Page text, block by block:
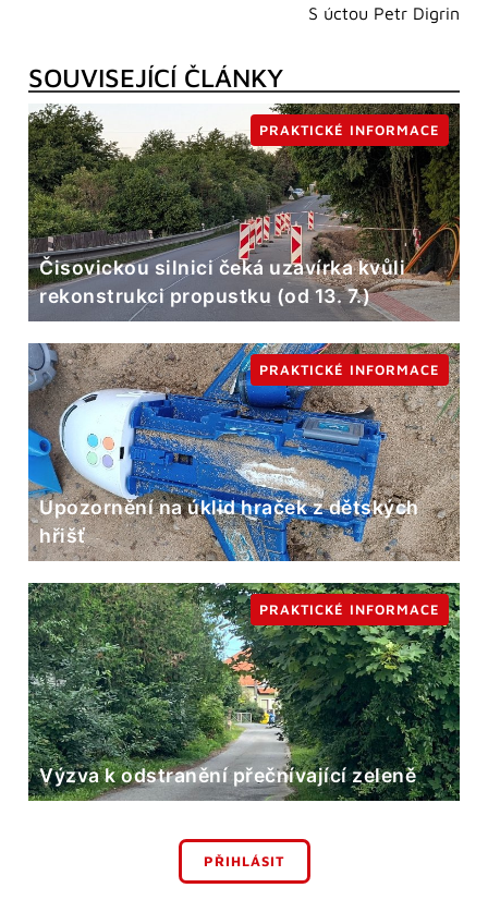
S úctou Petr Digrin
SOUVISEJÍCÍ ČLÁNKY
Čisovickou silnici čeká uzavírka kvůli
rekonstrukci propustku (od 13. 7.)
PRAKTICKÉ INFORMACE
Upozornění na úklid hraček z dětských
hřišť
PRAKTICKÉ INFORMACE
Výzva k odstranění přečnívající zeleně
PRAKTICKÉ INFORMACE
PŘIHLÁSIT